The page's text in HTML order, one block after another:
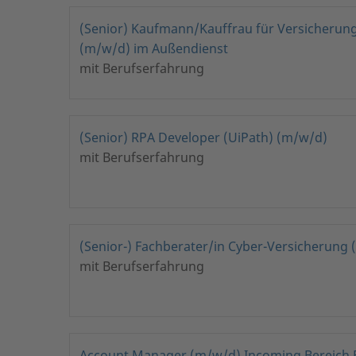
(Senior) Kaufmann/Kauffrau für
(m/w/d) im Außendienst
mit Berufserfahrung
(Senior) RPA Developer (UiPath) (m/w/d)
mit Berufserfahrung
(Senior-) Fachberater/in Cyber-
mit Berufserfahrung